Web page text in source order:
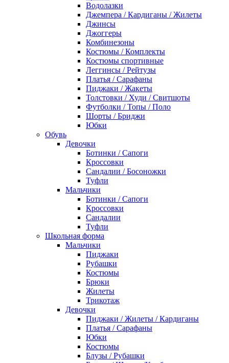
Водолазки
Джемпера / Кардиганы / Жилеты
Джинсы
Джоггеры
Комбинезоны
Костюмы / Комплекты
Костюмы спортивные
Леггинсы / Рейтузы
Платья / Сарафаны
Пиджаки / Жакеты
Толстовки / Худи / Свитшоты
Футболки / Топы / Поло
Шорты / Бриджи
Юбки
Обувь
Девочки
Ботинки / Сапоги
Кроссовки
Сандалии / Босоножки
Туфли
Мальчики
Ботинки / Сапоги
Кроссовки
Сандалии
Туфли
Школьная форма
Мальчики
Пиджаки
Рубашки
Костюмы
Брюки
Жилеты
Трикотаж
Девочки
Пиджаки / Жилеты / Кардиганы
Платья / Сарафаны
Юбки
Костюмы
Блузы / Рубашки